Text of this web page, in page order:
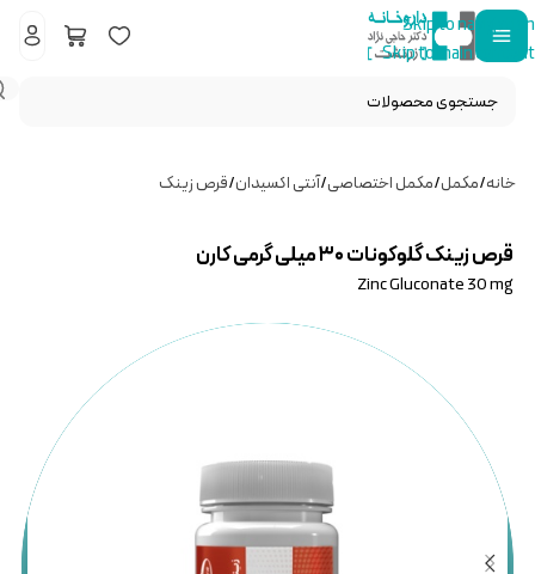
Skip to navigation
Skip to main content
خانه/مکمل/مکمل اختصاصی/آنتی اکسیدان/قرص زینک
قرص زینک گلوکونات ۳۰ میلی گرمی کارن
Zinc Gluconate 30 mg